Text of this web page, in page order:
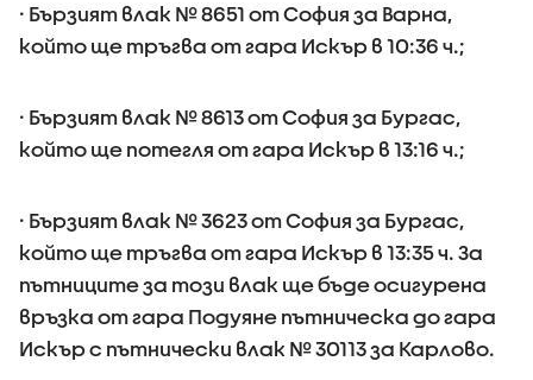
· Бързият влак № 8651 от София за Варна,
който ще тръгва от гара Искър в 10:36 ч.;
· Бързият влак № 8613 от София за Бургас,
който ще потегля от гара Искър в 13:16 ч.;
· Бързият влак № 3623 от София за Бургас,
който ще тръгва от гара Искър в 13:35 ч. За
пътниците за този влак ще бъде осигурена
връзка от гара Подуяне пътническа до гара
Искър с пътнически влак № 30113 за Карлово.